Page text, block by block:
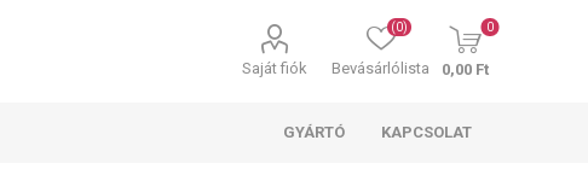
Saját fiók Bevásárlólista
(0) 0
0,00 Ft
GYÁRTÓ KAPCSOLAT